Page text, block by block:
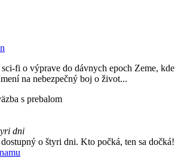
fi o výprave do dávnych epoch Zeme, kde
na nebezpečný boj o život...
s prebalom
dni
o štyri dni. Kto počká, ten sa dočká!